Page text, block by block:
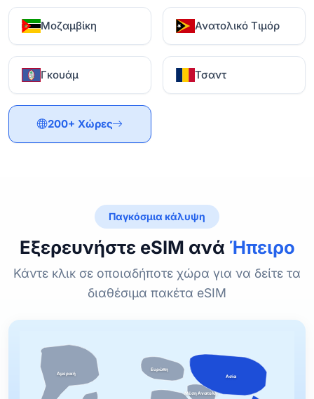
Μοζαμβίκη Ανατολικό Τιμόρ
Γκουάμ Τσαντ
200+ Χώρες
Παγκόσμια κάλυψη
Εξερευνήστε eSIM ανά Ήπειρο
Κάντε κλικ σε οποιαδήποτε χώρα για να δείτε τα
διαθέσιμα πακέτα eSIM
Αμερική
Ευρώπη
Μέση Ανατολή
Ασία